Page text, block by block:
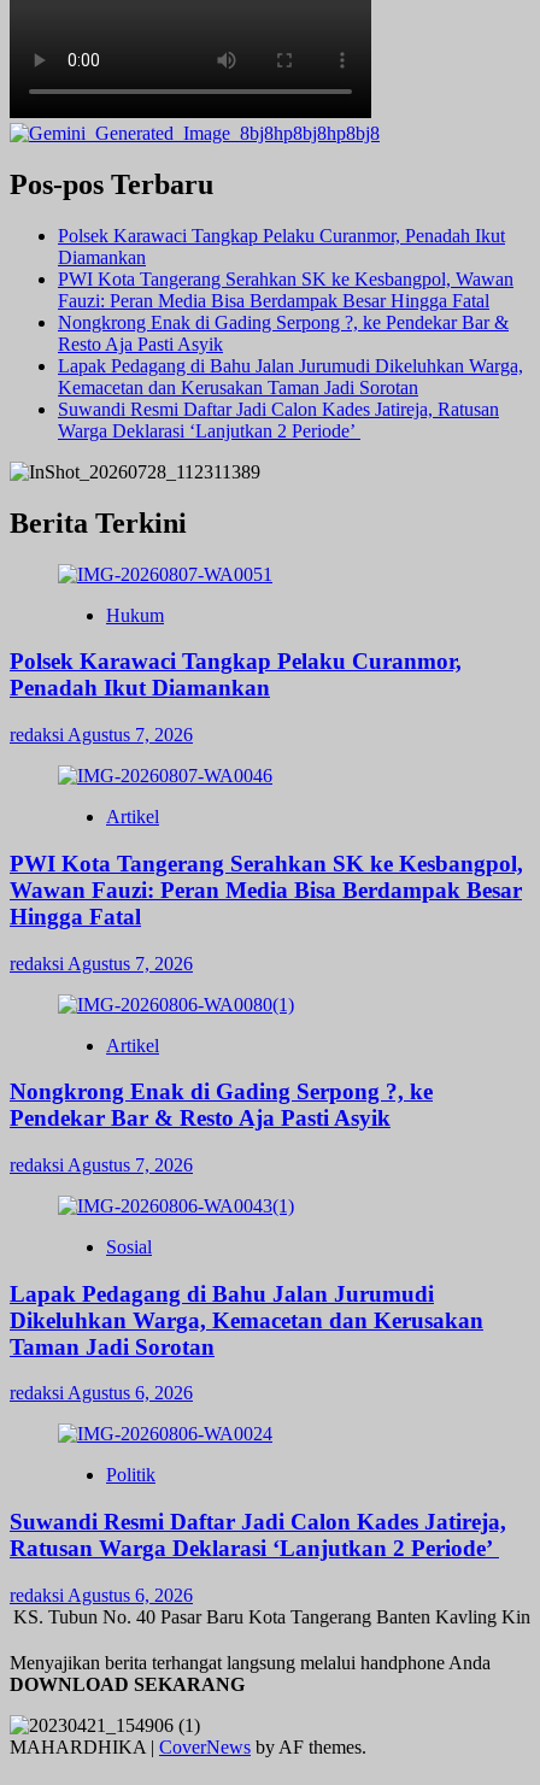
Pos-pos Terbaru
Polsek Karawaci Tangkap Pelaku Curanmor, Penadah Ikut
Diamankan
PWI Kota Tangerang Serahkan SK ke Kesbangpol, Wawan
Fauzi: Peran Media Bisa Berdampak Besar Hingga Fatal
Nongkrong Enak di Gading Serpong ?, ke Pendekar Bar &
Resto Aja Pasti Asyik
Lapak Pedagang di Bahu Jalan Jurumudi Dikeluhkan Warga,
Kemacetan dan Kerusakan Taman Jadi Sorotan
Suwandi Resmi Daftar Jadi Calon Kades Jatireja, Ratusan
Warga Deklarasi ‘Lanjutkan 2 Periode’
Berita Terkini
Hukum
Polsek Karawaci Tangkap Pelaku Curanmor,
Penadah Ikut Diamankan
redaksi Agustus 7, 2026
Artikel
PWI Kota Tangerang Serahkan SK ke Kesbangpol,
Wawan Fauzi: Peran Media Bisa Berdampak Besar
Hingga Fatal
redaksi Agustus 7, 2026
Artikel
Nongkrong Enak di Gading Serpong ?, ke
Pendekar Bar & Resto Aja Pasti Asyik
redaksi Agustus 7, 2026
Sosial
Lapak Pedagang di Bahu Jalan Jurumudi
Dikeluhkan Warga, Kemacetan dan Kerusakan
Taman Jadi Sorotan
redaksi Agustus 6, 2026
Politik
Suwandi Resmi Daftar Jadi Calon Kades Jatireja,
Ratusan Warga Deklarasi ‘Lanjutkan 2 Periode’
redaksi Agustus 6, 2026
Tubun No. 40 Pasar Baru Kota Tangerang Banten Kavling
Menyajikan berita terhangat langsung melalui handphone Anda
DOWNLOAD SEKARANG
MAHARDHIKA | CoverNews by AF themes.